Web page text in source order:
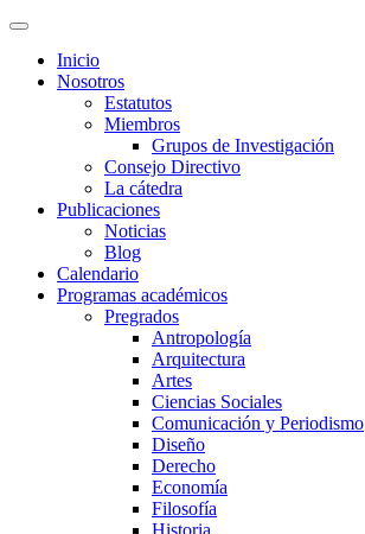
Inicio
Nosotros
Estatutos
Miembros
Grupos de Investigación
Consejo Directivo
La cátedra
Publicaciones
Noticias
Blog
Calendario
Programas académicos
Pregrados
Antropología
Arquitectura
Artes
Ciencias Sociales
Comunicación y Periodismo
Diseño
Derecho
Economía
Filosofía
Historia